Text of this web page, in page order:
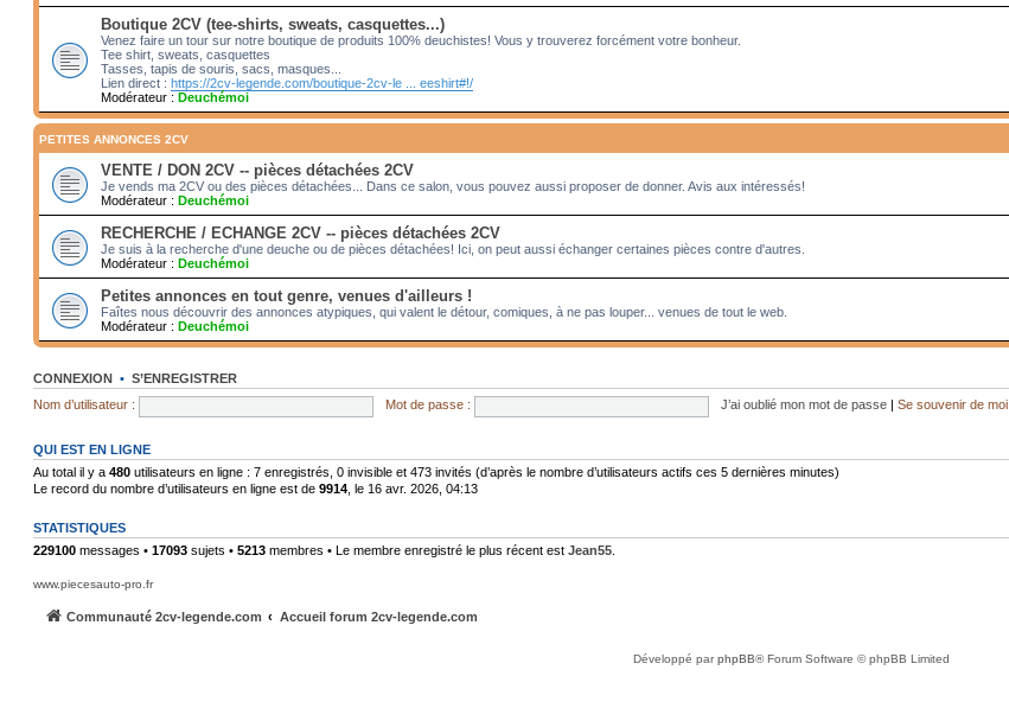
Boutique 2CV (tee-shirts, sweats, casquettes...)
Venez faire un tour sur notre boutique de produits 100% deuchistes! Vous y trouverez forcément votre bonheur.
Tee shirt, sweats, casquettes
Tasses, tapis de souris, sacs, masques...
Lien direct : https://2cv-legende.com/boutique-2cv-le ... eeshirt#!/
Modérateur : Deuchémoi
PETITES ANNONCES 2CV
VENTE / DON 2CV -- pièces détachées 2CV
Je vends ma 2CV ou des pièces détachées... Dans ce salon, vous pouvez aussi proposer de donner. Avis aux intéressés!
Modérateur : Deuchémoi
RECHERCHE / ECHANGE 2CV -- pièces détachées 2CV
Je suis à la recherche d'une deuche ou de pièces détachées! Ici, on peut aussi échanger certaines pièces contre d'autres.
Modérateur : Deuchémoi
Petites annonces en tout genre, venues d'ailleurs !
Faîtes nous découvrir des annonces atypiques, qui valent le détour, comiques, à ne pas louper... venues de tout le web.
Modérateur : Deuchémoi
CONNEXION• S’ENREGISTRER
Nom d’utilisateur :
Mot de passe : J’ai oublié mon mot de passe Se souvenir de moi
QUI EST EN LIGNE
Au total il y a 480utilisateurs en ligne : 7 enregistrés, 0 invisible et 473 invités (d’après le nombre d’utilisateurs actifs ces 5 dernières minutes)
Le record du nombre d’utilisateurs en ligne est de 9914, le 16 avr. 2026, 04:13
STATISTIQUES
229100messages • 17093sujets • 5213membres • Le membre enregistré le plus récent est Jean55.
www.piecesauto-pro.fr
Communauté 2cv-legende.com Accueil forum 2cv-legende.com
Développé parphpBB® Forum Software © phpBB Limited